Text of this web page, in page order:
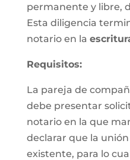
permanente y libre,
Esta diligencia
notario en la
Requisitos:
La pareja de
debe presentar
notario en la que
declarar que la
existente, para lo